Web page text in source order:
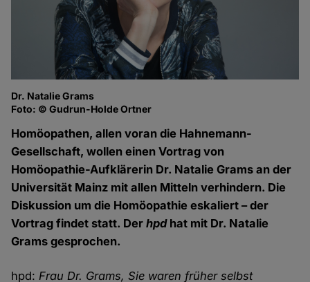
Dr. Natalie Grams
Foto: © Gudrun-Holde Ortner
Homöopathen, allen voran die Hahnemann-
Gesellschaft, wollen einen Vortrag von
Homöopathie-Aufklärerin Dr. Natalie Grams an der
Universität Mainz mit allen Mitteln verhindern. Die
Diskussion um die Homöopathie eskaliert – der
Vortrag findet statt. Derhpdhat mit Dr. Natalie
Grams gesprochen.
hpd:Frau Dr. Grams, Sie waren früher selbst